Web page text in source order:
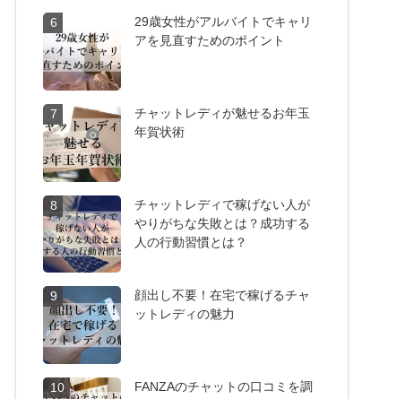
6
29歳女性がアルバイトでキャリ
アを見直すためのポイント
7
チャットレディが魅せるお年玉
年賀状術
8
チャットレディで稼げない人が
やりがちな失敗とは？成功する
人の行動習慣とは？
9
顔出し不要！在宅で稼げるチャ
ットレディの魅力
10
FANZAのチャットの口コミを調